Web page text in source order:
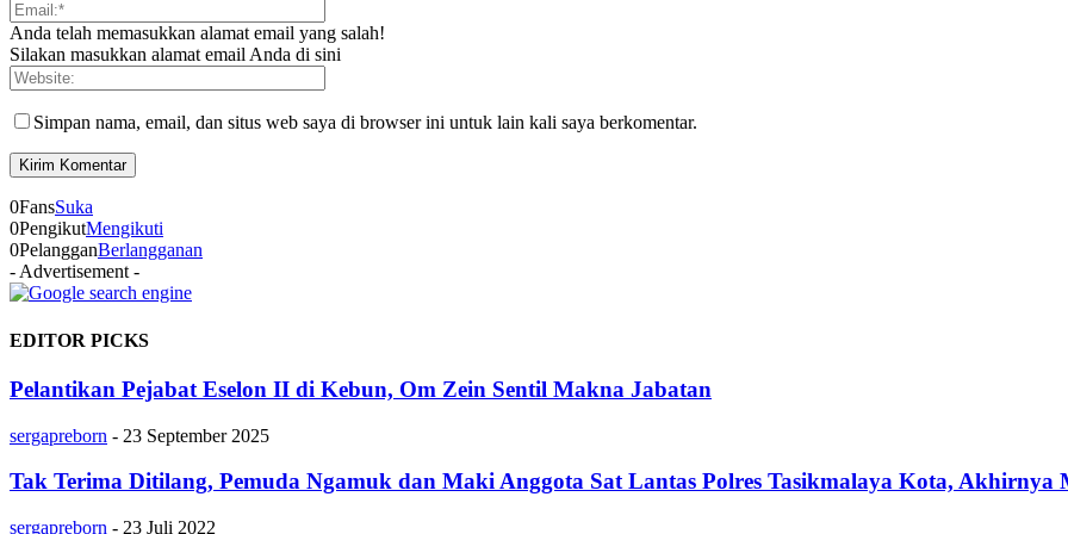
Anda telah memasukkan alamat email yang salah!
Silakan masukkan alamat email Anda di sini
Simpan nama, email, dan situs web saya di browser ini untuk lain kali saya berkomentar.
0FansSuka
0PengikutMengikuti
0PelangganBerlangganan
- Advertisement -
EDITOR PICKS
Pelantikan Pejabat Eselon II di Kebun, Om Zein Sentil Makna Jabatan
sergapreborn - 23 September 2025
Tak Terima Ditilang, Pemuda Ngamuk dan Maki Anggota Sat Lantas Polres Tasikmalaya Kota, Akhirnya
sergapreborn - 23 Juli 2022